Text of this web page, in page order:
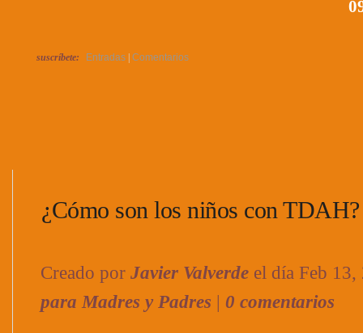
suscríbete: Entradas Comentarios
¿Cómo son los niños con TDAH?
Creado por Javier Valverde el día Feb
para Madres y Padres | 0 comentarios